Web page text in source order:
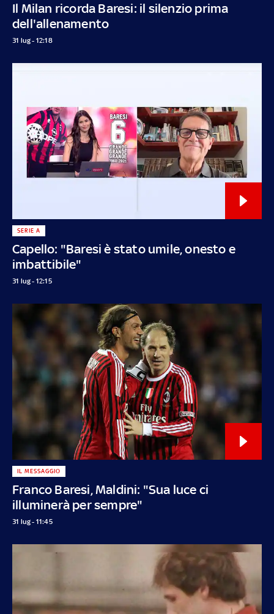
Il Milan ricorda Baresi: il silenzio prima
dell'allenamento
31 lug - 12:18
Capello: "Baresi è stato umile, onesto e
imbattibile"
SERIE A
31 lug - 12:15
Franco Baresi, Maldini: "Sua luce ci
illuminerà per sempre"
IL MESSAGGIO
31 lug - 11:45